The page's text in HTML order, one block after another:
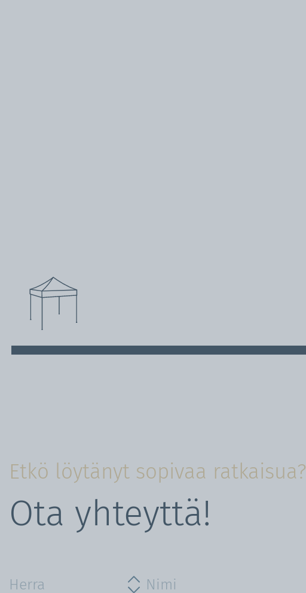
Etkö löytänyt sopivaa ratkaisua?
Ota yhteyttä!